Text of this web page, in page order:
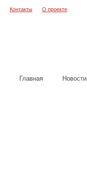
Контакты О проекте
Главная Новости